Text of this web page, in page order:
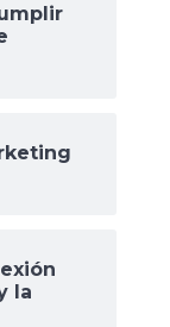
la